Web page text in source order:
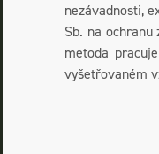
nezávadnosti,
Sb. na
metoda
vyšetřovaném